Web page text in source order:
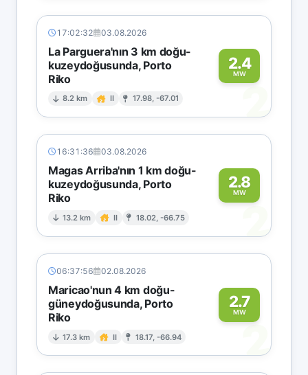
17:02:32 03.08.2026
La Parguera'nın 3 km doğu-
kuzeydoğusunda, Porto
Riko
8.2 km II 17.98, -67.01
2.4
MW
2
16:31:36 03.08.2026
Magas Arriba'nın 1 km doğu-
kuzeydoğusunda, Porto
Riko
13.2 km II 18.02, -66.75
2.8
MW
2
06:37:56 02.08.2026
Maricao'nun 4 km doğu-
güneydoğusunda, Porto
Riko
17.3 km II 18.17, -66.94
2.7
MW
2